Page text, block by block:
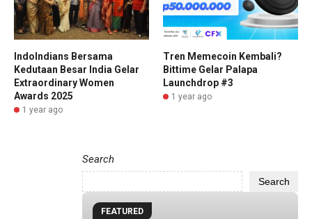
IndoIndians Bersama
Kedutaan Besar India Gelar
Extraordinary Women
Awards 2025
1 year ago
Tren Memecoin Kembali?
Bittime Gelar Palapa
Launchdrop #3
1 year ago
Search
Search
FEATURED